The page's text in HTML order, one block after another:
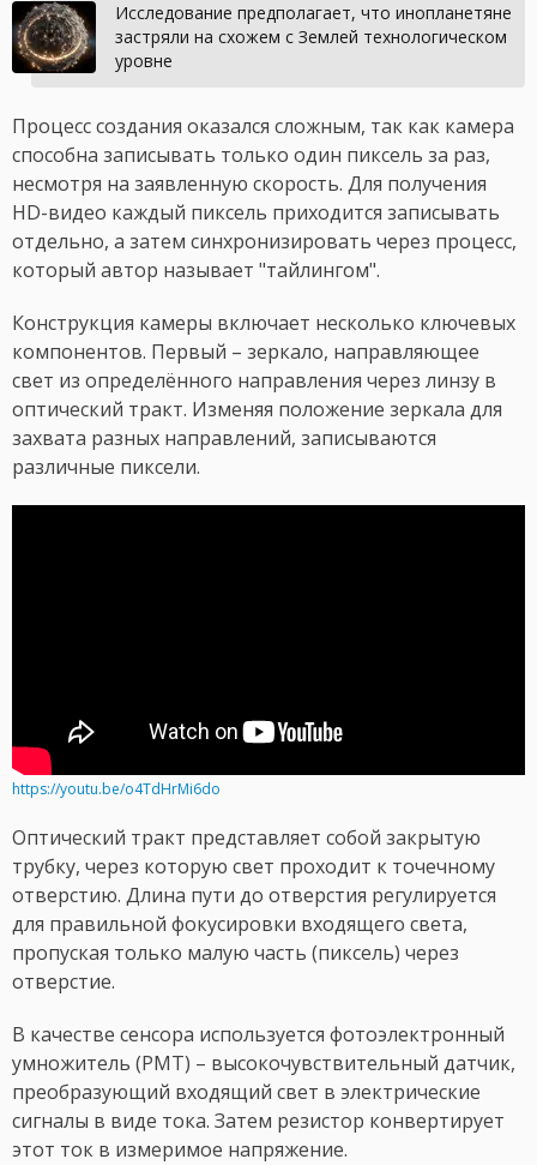
Исследование предполагает, что инопланетяне
застряли на схожем с Землей технологическом
уровне
Процесс создания оказался сложным, так как камера
способна записывать только один пиксель за раз,
несмотря на заявленную скорость. Для получения
HD-видео каждый пиксель приходится записывать
отдельно, а затем синхронизировать через процесс,
который автор называет "тайлингом".
Конструкция камеры включает несколько ключевых
компонентов. Первый – зеркало, направляющее
свет из определённого направления через линзу в
оптический тракт. Изменяя положение зеркала для
захвата разных направлений, записываются
различные пиксели.
https://youtu.be/o4TdHrMi6do
Оптический тракт представляет собой закрытую
трубку, через которую свет проходит к точечному
отверстию. Длина пути до отверстия регулируется
для правильной фокусировки входящего света,
пропуская только малую часть (пиксель) через
отверстие.
В качестве сенсора используется фотоэлектронный
умножитель (PMT) – высокочувствительный датчик,
преобразующий входящий свет в электрические
сигналы в виде тока. Затем резистор конвертирует
этот ток в измеримое напряжение.